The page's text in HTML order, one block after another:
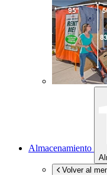
Almacenamiento
Volver al